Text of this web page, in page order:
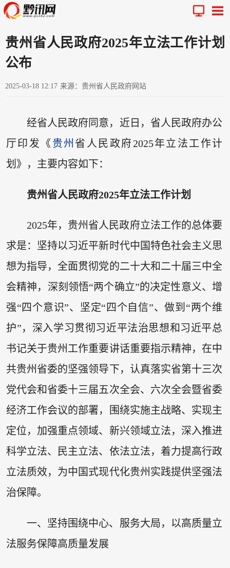
贵州省人民政府2025年立法工作计划
公布
2025-03-18 12:17 来源：贵州省人民政府网站
经省人民政府同意，近日，省人民政府办公
厅印发《 贵州 省人民政府2025年立法工作计
划》，主要内容如下：
贵州省人民政府2025年立法工作计划
2025年，贵州省人民政府立法工作的总体要
求是：坚持以习近平新时代中国特色社会主义思
想为指导，全面贯彻党的二十大和二十届三中全
会精神，深刻领悟“两个确立”的决定性意义、增
强“四个意识”、坚定“四个自信”、做到“两个维
护”，深入学习贯彻习近平法治思想和习近平总
书记关于贵州工作重要讲话重要指示精神，在中
共贵州省委的坚强领导下，认真落实省第十三次
党代会和省委十三届五次全会、六次全会暨省委
经济工作会议的部署，围绕实施主战略、实现主
定位，加强重点领域、新兴领域立法，深入推进
科学立法、民主立法、依法立法，着力提高行政
立法质效，为中国式现代化贵州实践提供坚强法
治保障。
一、坚持围绕中心、服务大局，以高质量立
法服务保障高质量发展